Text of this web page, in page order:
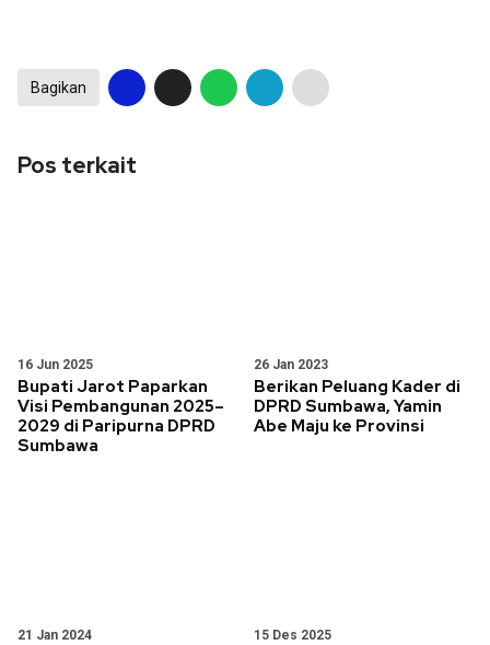
Bagikan
Pos terkait
16 Jun 2025
Bupati Jarot Paparkan
Visi Pembangunan 2025–
2029 di Paripurna DPRD
Sumbawa
26 Jan 2023
Berikan Peluang Kader di
DPRD Sumbawa, Yamin
Abe Maju ke Provinsi
21 Jan 2024 15 Des 2025